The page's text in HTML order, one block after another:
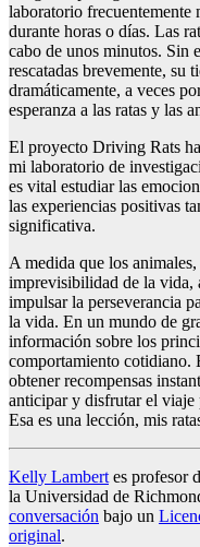
laboratorio frecuentemente
durante horas o días. Las
cabo de unos minutos. Sin
rescatadas brevemente, su
dramáticamente, a veces
esperanza a las ratas y las
El proyecto Driving Rats
mi laboratorio de
es vital estudiar las
las experiencias positivas
significativa.
A medida que los
imprevisibilidad de la vida,
impulsar la perseverancia
la vida. En un mundo de
información sobre los
comportamiento cotidiano.
obtener recompensas
anticipar y disfrutar el viaje
Esa es una lección, mis
Kelly Lambert es profesor
la Universidad de
conversación bajo un
original.